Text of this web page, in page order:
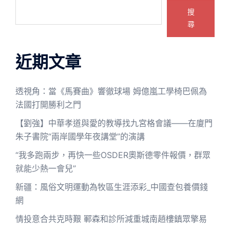
搜
尋
近期文章
透視角：當《馬賽曲》響徹球場 姆億嵐工學椅巴佩為
法國打開勝利之門
【劉強】中華孝道與愛的教導找九宮格會議——在廈門
朱子書院“兩岸國學年夜講堂”的演講
“我多跑兩步，再快一些OSDER奧斯德零件報價，群眾
就能少熱一會兒”
新疆：風俗文明運動為牧區生涯添彩_中國查包養價錢
網
情投意合共克時艱 鄆森和診所減重城南趙樓鎮眾擎易